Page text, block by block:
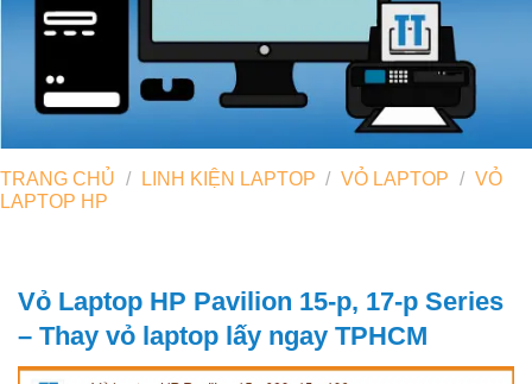
TRANG CHỦ / LINH KIỆN LAPTOP / VỎ LAPTOP / VỎ
LAPTOP HP
Vỏ Laptop HP Pavilion 15-p, 17-p Series
– Thay vỏ laptop lấy ngay TPHCM